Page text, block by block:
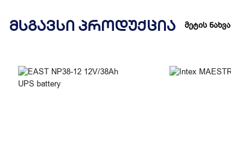
ᲛᲡᲒᲐᲕᲡᲘ ᲞᲠᲝᲓᲣᲥᲪᲘᲐ მეტის ნახვა